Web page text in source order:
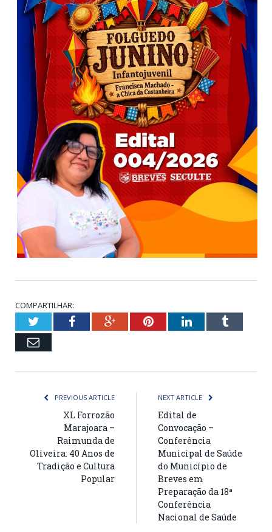
COMPARTILHAR:
TwitterFacebookGoogle+PinterestLinkedInTumblr
Email
PREVIOUS ARTICLE
XL Forrozão
Marajoara –
Raimunda de
Oliveira: 40 Anos de
Tradição e Cultura
Popular
NEXT ARTICLE
Edital de
Convocação –
Conferência
Municipal de Saúde
do Município de
Breves em
Preparação da 18ª
Conferência
Nacional de Saúde